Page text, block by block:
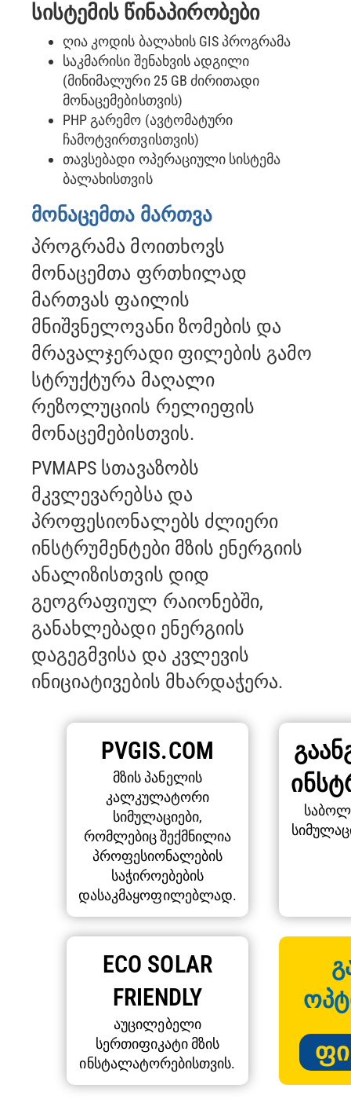
სისტემის წინაპირობები
ღია კოდის ბალახის GIS პროგრამა
საკმარისი შენახვის ადგილი
(მინიმალური 25 GB ძირითადი
მონაცემებისთვის)
PHP გარემო (ავტომატური
ჩამოტვირთვისთვის)
თავსებადი ოპერაციული სისტემა
ბალახისთვის
მონაცემთა მართვა
პროგრამა მოითხოვს
მონაცემთა ფრთხილად
მართვას ფაილის
მნიშვნელოვანი ზომების და
მრავალჯერადი ფილების გამო
სტრუქტურა მაღალი
რეზოლუციის რელიეფის
მონაცემებისთვის.
PVMAPS სთავაზობს
მკვლევარებსა და
პროფესიონალებს ძლიერი
ინსტრუმენტები მზის ენერგიის
ანალიზისთვის დიდ
გეოგრაფიულ რაიონებში,
განახლებადი ენერგიის
დაგეგმვისა და კვლევის
ინიციატივების მხარდაჭერა.
PVGIS.COM
მზის პანელის
კალკულატორი
სიმულაციები,
რომლებიც შექმნილია
პროფესიონალების
საჭიროებების
დასაკმაყოფილებლად.
ECO SOLAR
FRIENDLY
აუცილებელი
სერთიფიკატი მზის
ინსტალატორებისთვის.